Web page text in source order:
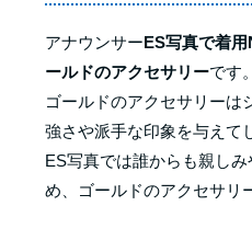
アナウンサーES写真で着
ールドのアクセサリーです。
ゴールドのアクセサリーは
強さや派手な印象を与えて
ES写真では誰からも親し
め、ゴールドのアクセサリ